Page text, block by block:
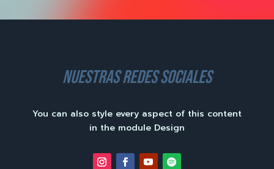
nuestras redes sociales
You can also style every aspect of this content
in the module Design